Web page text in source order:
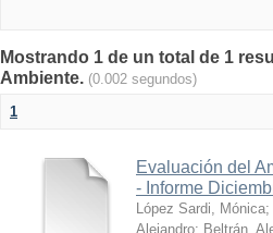
Mostrando 1 de un total de 1
Ambiente. (0.002 segundos)
1
Evaluación del
- Informe
López Sardi, Mónica;
Alejandro; Beltrán,